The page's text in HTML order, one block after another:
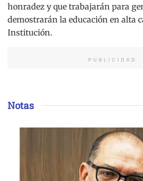
honradez y que trabajarán para
demostrarán la educación en alta
Institución.
PUBLICIDAD
Notas